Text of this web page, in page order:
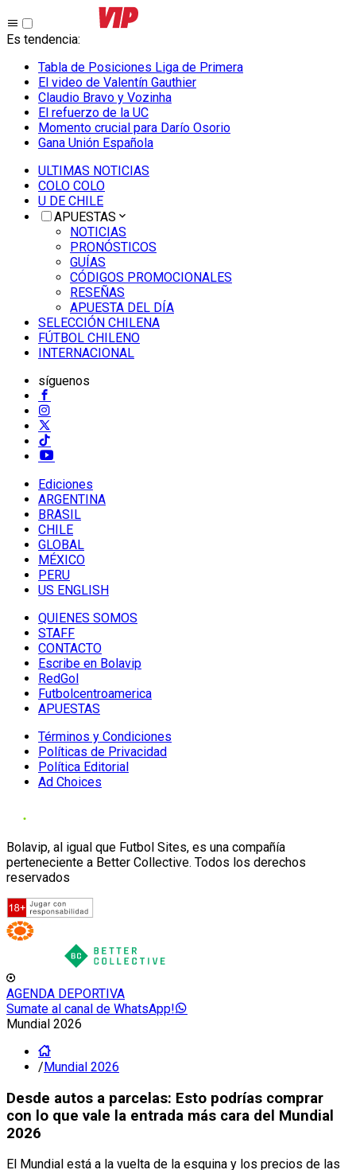
Es tendencia:
Tabla de Posiciones Liga de Primera
El video de Valentín Gauthier
Claudio Bravo y Vozinha
El refuerzo de la UC
Momento crucial para Darío Osorio
Gana Unión Española
ULTIMAS NOTICIAS
COLO COLO
U DE CHILE
APUESTAS
NOTICIAS
PRONÓSTICOS
GUÍAS
CÓDIGOS PROMOCIONALES
RESEÑAS
APUESTA DEL DÍA
SELECCIÓN CHILENA
FÚTBOL CHILENO
INTERNACIONAL
síguenos
Ediciones
ARGENTINA
BRASIL
CHILE
GLOBAL
MÉXICO
PERU
US ENGLISH
QUIENES SOMOS
STAFF
CONTACTO
Escribe en Bolavip
RedGol
Futbolcentroamerica
APUESTAS
Términos y Condiciones
Políticas de Privacidad
Política Editorial
Ad Choices
Bolavip, al igual que Futbol Sites, es una compañía
perteneciente a Better Collective. Todos los derechos
reservados
AGENDA DEPORTIVA
Sumate al canal de WhatsApp!
Mundial 2026
/Mundial 2026
Desde autos a parcelas: Esto podrías comprar
con lo que vale la entrada más cara del Mundial
2026
El Mundial está a la vuelta de la esquina y los precios de las